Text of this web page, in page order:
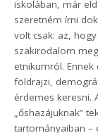
iskolában, már
szeretném írni
volt csak: az,
szakirodalom
etnikumról.
földrajzi,
érdemes keresni.
„őshazájuknak”
tartományaiban –